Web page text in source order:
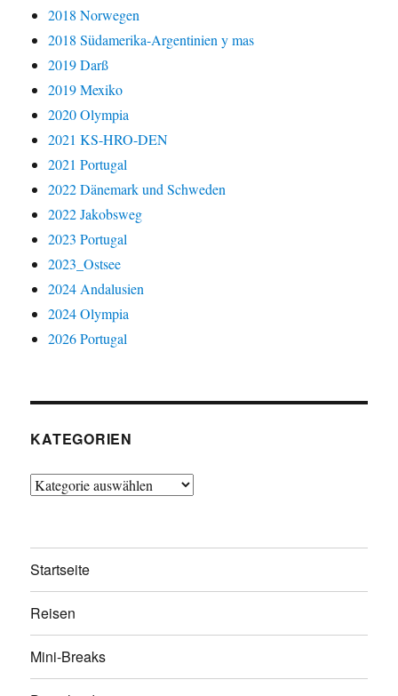
2018 Norwegen
2018 Südamerika-Argentinien y mas
2019 Darß
2019 Mexiko
2020 Olympia
2021 KS-HRO-DEN
2021 Portugal
2022 Dänemark und Schweden
2022 Jakobsweg
2023 Portugal
2023_Ostsee
2024 Andalusien
2024 Olympia
2026 Portugal
KATEGORIEN
Kategorien
Startseite
Reisen
Mini-Breaks